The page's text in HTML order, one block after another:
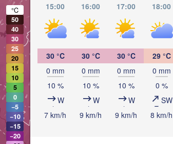
15:00
16:00 17:00 18:00
30 °C
0 mm
10 %
W
7 km/h
30 °C
0 mm
10 %
W
9 km/h
30 °C
0 mm
10 %
W
9 km/h
29 °C
0 mm
0 %
SW
8 km/h
°C
50
40
30
25
20
15
10
5
0
−5
−10
−15
−20